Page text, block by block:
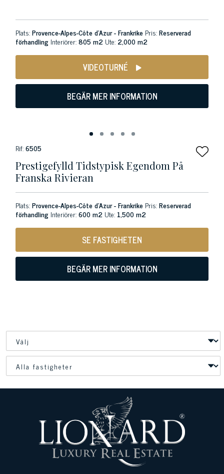
Plats:Provence-Alpes-Côte d'Azur - Frankrike Pris:Reserverad
förhandling Interiörer:805 m2 Ute: 2,000 m2
VIDEOTURNÉ
BEGÄR MER INFORMATION
Rif:6505
Prestigefylld Tidstypisk Egendom På
Franska Rivieran
Plats:Provence-Alpes-Côte d'Azur - Frankrike Pris:Reserverad
förhandling Interiörer:600 m2 Ute: 1,500 m2
SE FASTIGHETEN
BEGÄR MER INFORMATION